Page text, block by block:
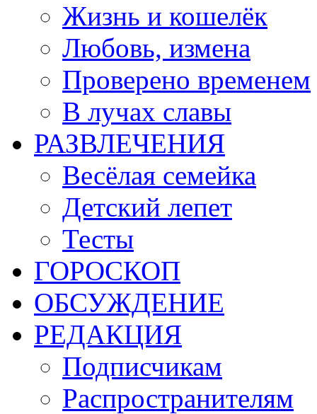
Жизнь и кошелёк
Любовь, измена
Проверено временем
В лучах славы
РАЗВЛЕЧЕНИЯ
Весёлая семейка
Детский лепет
Тесты
ГОРОСКОП
ОБСУЖДЕНИЕ
РЕДАКЦИЯ
Подписчикам
Распространителям